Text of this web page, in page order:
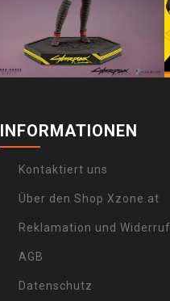
INFORMATIONEN
Kontaktiert uns
Über den Shop Xzone.at
Reklamation und Widerruf
AGB
Datenschutz